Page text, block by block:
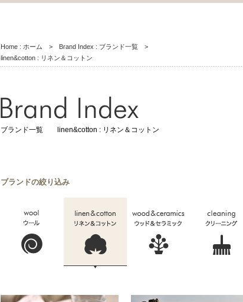
Home : ホーム > Brand Index : ブランド一覧 >
linen&cotton : リネン＆コットン
ブランド一覧 linen&cotton : リネン＆コットン
ブランドの絞り込み